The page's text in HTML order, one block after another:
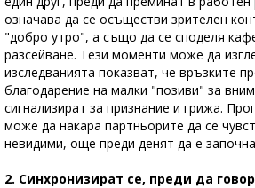
означава да се осъществи зрителен
"добро утро", а също да се споделя
разсейване. Тези моменти може да
изследванията показват, че връзките
благодарение на малки "позиви" за
сигнализират за признание и грижа.
може да накара партньорите да се
невидими, още преди денят да е
2. Синхронизират се, преди да